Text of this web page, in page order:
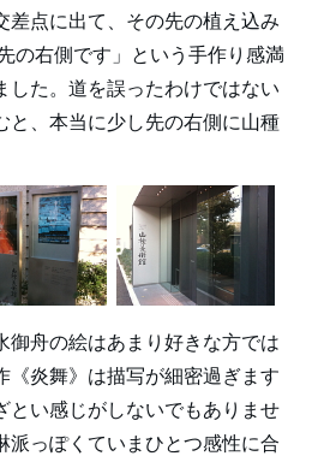
差点に出て、その先の植え込み
の右側です」という手作り感満
した。道を誤ったわけではない
と、本当に少し先の右側に山種
御舟の絵はあまり好きな方では
《炎舞》は描写が細密過ぎます
とい感じがしないでもありませ
派っぽくていまひとつ感性に合